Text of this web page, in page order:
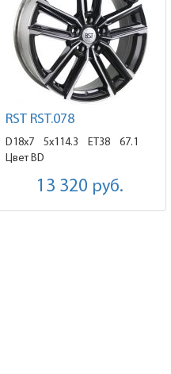
RST RST.078
D18x7 5x114.3 ET38
67.1
Цвет BD
13 320 руб.